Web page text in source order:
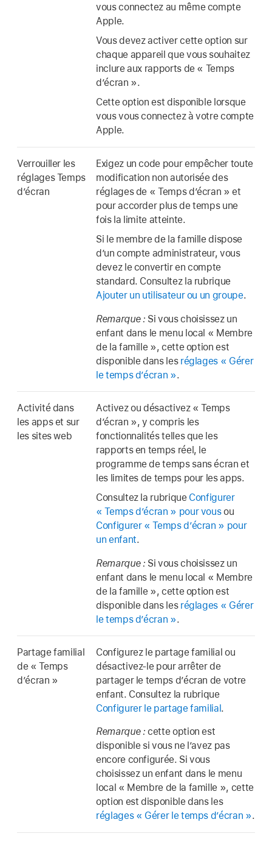
vous connectez au même compte
Apple.
Vous devez activer cette option sur
chaque appareil que vous souhaitez
inclure aux rapports de « Temps
d’écran ».
Cette option est disponible lorsque
vous vous connectez à votre compte
Apple.
Verrouiller les
réglages Temps
d’écran
Exigez un code pour empêcher toute
modification non autorisée des
réglages de « Temps d’écran » et
pour accorder plus de temps une
fois la limite atteinte.
Si le membre de la famille dispose
d’un compte administrateur, vous
devez le convertir en compte
standard. Consultez la rubrique
Ajouter un utilisateur ou un groupe.
Remarque : Si vous choisissez un
enfant dans le menu local « Membre
de la famille », cette option est
disponible dans les réglages « Gérer
le temps d’écran ».
Activité dans
les apps et sur
les sites web
Activez ou désactivez « Temps
d’écran », y compris les
fonctionnalités telles que les
rapports en temps réel, le
programme de temps sans écran et
les limites de temps pour les apps.
Consultez la rubrique Configurer
« Temps d’écran » pour vousou
Configurer « Temps d’écran » pour
un enfant.
Remarque : Si vous choisissez un
enfant dans le menu local « Membre
de la famille », cette option est
disponible dans les réglages « Gérer
le temps d’écran ».
Partage familial
de « Temps
d’écran »
Configurez le partage familial ou
désactivez-le pour arrêter de
partager le temps d’écran de votre
enfant. Consultez la rubrique
Configurer le partage familial.
Remarque :cette option est
disponible si vous ne l’avez pas
encore configurée. Si vous
choisissez un enfant dans le menu
local « Membre de la famille », cette
option est disponible dans les
réglages « Gérer le temps d’écran ».